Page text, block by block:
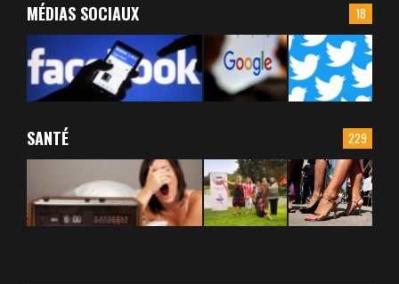
18
MÉDIAS SOCIAUX
229
SANTÉ